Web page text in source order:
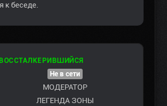
к беседе.
ВОССТАЛКЕРИВШИЙСЯ
Не в сети
МОДЕРАТОР
ЛЕГЕНДА ЗОНЫ